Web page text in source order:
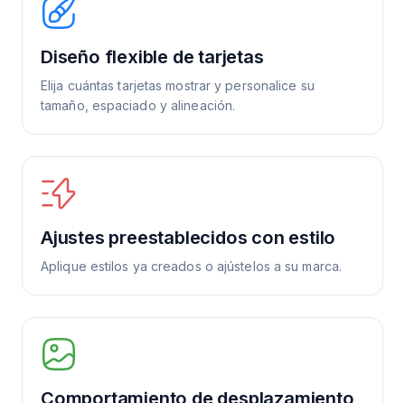
Diseño flexible de tarjetas
Elija cuántas tarjetas mostrar y personalice su
tamaño, espaciado y alineación.
Ajustes preestablecidos con estilo
Aplique estilos ya creados o ajústelos a su marca.